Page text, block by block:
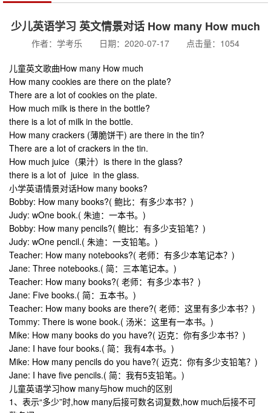
少儿英语学习 英文情景对话 How many How much
作者：学考乐 日期：2020-07-17 点击量：1054
儿童英文歌曲How many How much
How many cookies are there on the plate?
There are a lot of cookies on the plate.
How much milk is there in the bottle?
there is a lot of milk in the bottle.
How many crackers (薄脆饼干) are there in the tin?
There are a lot of crackers in the tin.
How much juice（果汁）is there in the glass?
there is a lot of juice in the glass.
小学英语情景对话How many books?
Bobby: How many books?( 鲍比：有多少本书？)
Judy: wOne book.( 朱迪：一本书。)
Bobby: How many pencils?( 鲍比：有多少支铅笔？)
Judy: wOne pencil.( 朱迪：一支铅笔。)
Teacher: How many notebooks?( 老师：有多少本笔记本？)
Jane: Three notebooks.( 简：三本笔记本。)
Teacher: How many books?( 老师：有多少本书？)
Jane: Five books.( 简：五本书。)
Teacher: How many books are there?( 老师：这里有多少本书？)
Tommy: There is wone book.( 汤米：这里有一本书。)
Mike: How many books do you have?( 迈克：你有多少本书？)
Jane: I have four books.( 简：我有4本书。)
Mike: How many pencils do you have?( 迈克：你有多少支铅笔？)
Jane: I have five pencils.( 简：我有5支铅笔。)
儿童英语学习how many与how much的区别
1、表示“多少”时,how many后接可数名词复数,how much后接不可